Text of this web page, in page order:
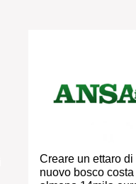
Creare un ettaro di
nuovo bosco costa